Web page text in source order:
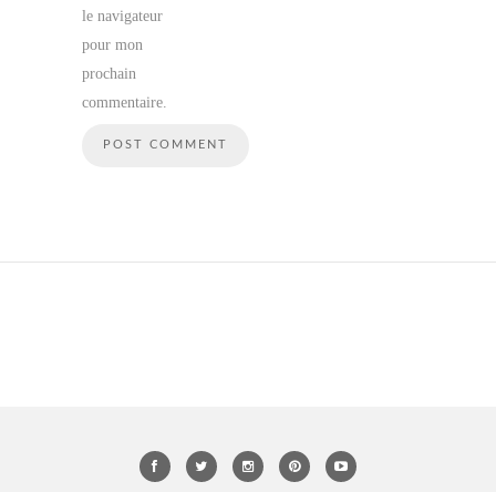
le navigateur
pour mon
prochain
commentaire.